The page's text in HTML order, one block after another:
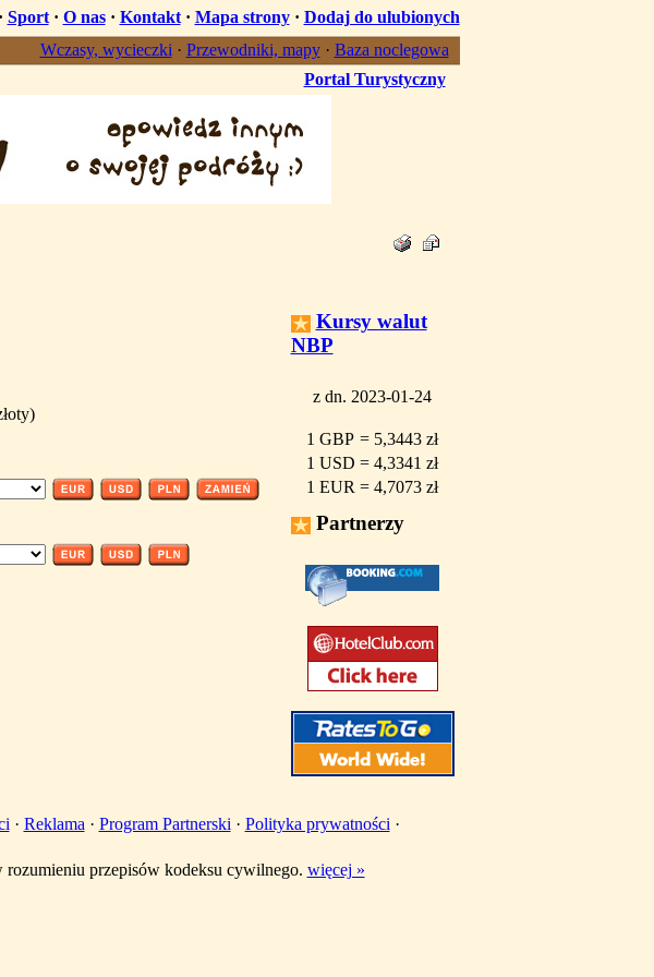
· Sport· O nas· Kontakt· Mapa strony· Dodaj do ulubionych
Wczasy, wycieczki · Przewodniki, mapy · Baza noclegowa
Portal Turystyczny
Kursy walut
NBP
z dn. 2023-01-24
1 GBP = 5,3443 zł
1 USD = 4,3341 zł
1 EUR = 4,7073 zł
Partnerzy
· Reklama · Program Partnerski · Polityka prywatności ·
przepisów kodeksu cywilnego. więcej »